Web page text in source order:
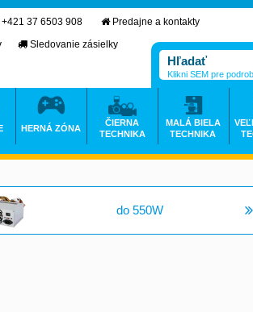
do 550W
+421 37 6503 908
Predajne a kontakty
Sledovanie zásielky
Klikni SEM pre
HERNÁ ZÓNA
ČIERNA
TECHNIKA
MALÁ BIELA
TECHNIKA